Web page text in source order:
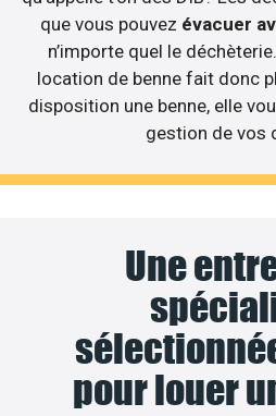
que vous pouvez évacuer
n’importe quel le
location de benne fait donc
disposition une benne, elle
gestion de vos
Une
pour louer